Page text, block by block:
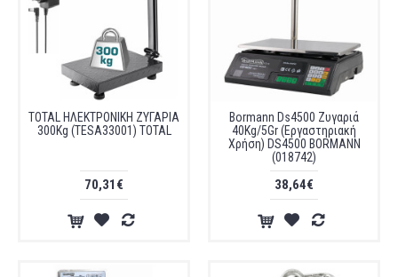
TOTAL ΗΛΕΚΤΡΟΝΙΚΗ ΖΥΓΑΡΙΑ
300Kg (TESA33001) TOTAL
70,31€
Βοrmann Ds4500 Ζυγαριά
40Kg/5Gr (Εργαστηριακή
Χρήση) DS4500 BORMANN
(018742)
38,64€